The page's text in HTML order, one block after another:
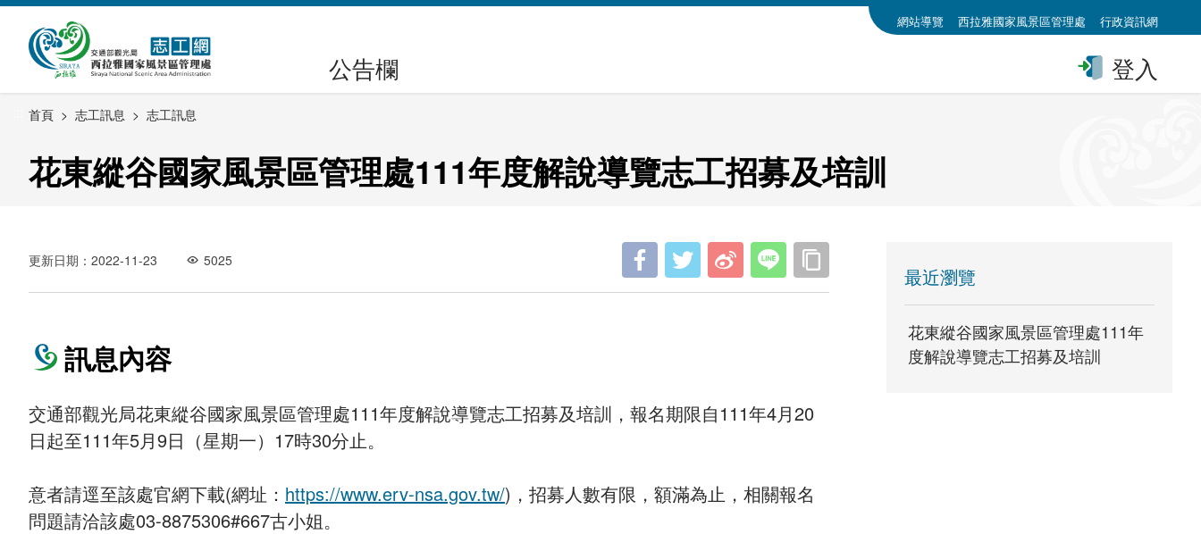
跳
內
網站導覽 西拉雅國家風景區管理處 行政資訊網
公告欄 登入
首頁 志工訊息 志工訊息
花東縱谷國家風景區管理處111年度解說導覽志工招募及培訓
更新日期：2022-11-23 5025
訊息內容
交通部觀光局花東縱谷國家風景區管理處111年度解說導覽志工招募及培訓，報名期限自111年4月20
日起至111年5月9日（星期一）17時30分止。
意者請逕至該處官網下載(網址： https://www.erv-nsa.gov.tw/)，招募人數有限，額滿為止，相關報名
問題請洽該處03-8875306#667古小姐。
最近瀏覽
花東縱谷國家風景區管理處111年
度解說導覽志工招募及培訓